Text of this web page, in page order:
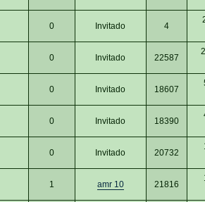
0 Invitado 4
0 Invitado 22587
0 Invitado 18607
0 Invitado 18390
0 Invitado 20732
1 amr 10 21816